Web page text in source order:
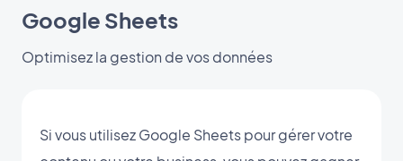
Google Sheets
Optimisez la gestion de vos données
Si vous utilisez Google Sheets pour gérer votre